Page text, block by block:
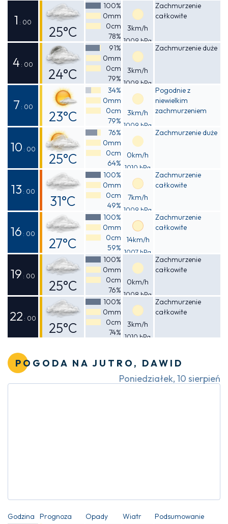
1 : 00
25°C
Odczuwalna
25°C
100%
0mm
0cm
78%
3km/h
1009 hPa
Zachmurzenie
całkowite
4 : 00
24°C
Odczuwalna
25°C
91%
0mm
0cm
79%
3km/h
1009 hPa
Zachmurzenie duże
7 : 00
23°C
Odczuwalna
24°C
34%
0mm
0cm
79%
3km/h
1009 hPa
Pogodnie z
niewielkim
zachmurzeniem
10 : 00
25°C
Odczuwalna
25°C
76%
0mm
0cm
64%
0km/h
1010 hPa
Zachmurzenie duże
13 : 00
31°C
Odczuwalna
32°C
100%
0mm
0cm
49%
7km/h
1009 hPa
Zachmurzenie
całkowite
16 : 00
27°C
Odczuwalna
27°C
100%
0mm
0cm
59%
14km/h
1007 hPa
Zachmurzenie
całkowite
19 : 00
25°C
Odczuwalna
26°C
100%
0mm
0cm
76%
0km/h
1008 hPa
Zachmurzenie
całkowite
22 : 00
25°C
100%
0mm
0cm
74%
3km/h
1010 hPa
Zachmurzenie
całkowite
POGODA NA JUTRO, DAWID
Poniedziałek, 10 sierpień
Godzina Prognoza Opady Wiatr Podsumowanie